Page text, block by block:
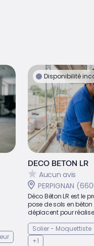
Disponibilité
DECO BETON LR
Aucun avis
PERPIGNAN
Déco Béton LR est le
pose de sols en
déplacent pour
Solier - Moquettiste
+1